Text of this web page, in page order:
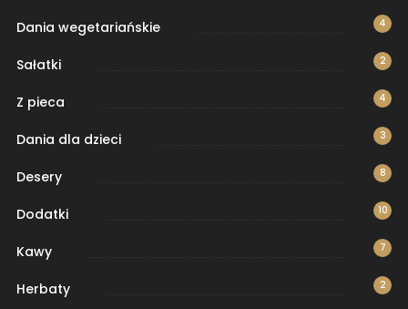
Dania wegetariańskie 4
Sałatki 2
Z pieca 4
Dania dla dzieci 3
Desery 8
Dodatki 10
Kawy 7
Herbaty 2